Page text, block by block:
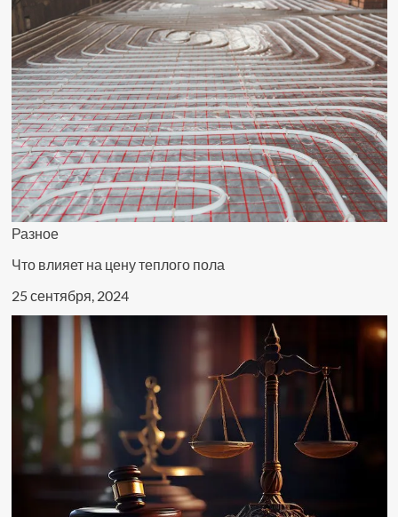
на
2021
год
Разное
Что влияет на цену теплого пола
25 сентября, 2024